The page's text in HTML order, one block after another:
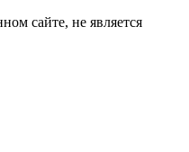
сайте, не является